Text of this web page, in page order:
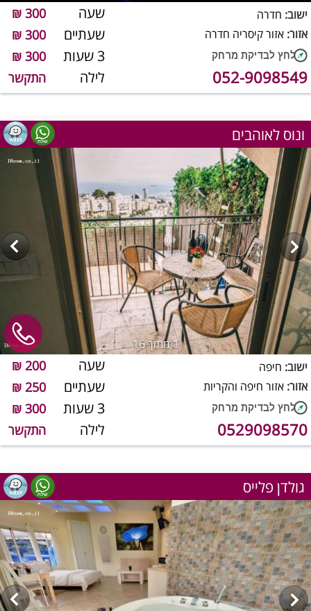
שעה 300 ₪
שעתיים 300 ₪
3 שעות 300 ₪
לילה התקשר
ישוב: חדרה
אזור: אזור קיסריה חדרה
052-9098549
ונוס לאוהבים
1מתוך 16
שעה 200 ₪
שעתיים 250 ₪
3 שעות 300 ₪
לילה התקשר
ישוב: חיפה
אזור: אזור חיפה והקריות
0529098570
גולדן פלייס